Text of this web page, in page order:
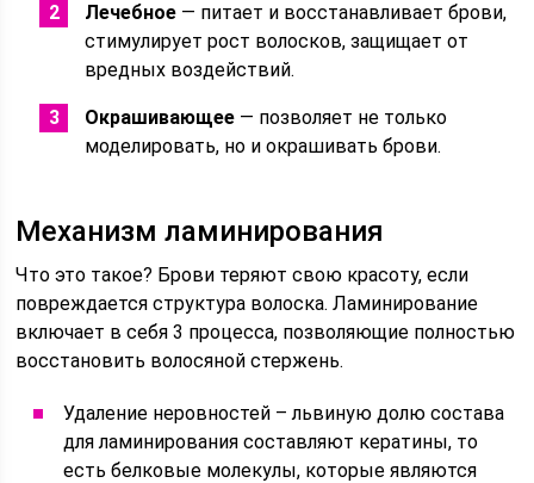
Лечебное — питает и восстанавливает брови,
стимулирует рост волосков, защищает от
вредных воздействий.
Окрашивающее — позволяет не только
моделировать, но и окрашивать брови.
Механизм ламинирования
Что это такое? Брови теряют свою красоту, если
повреждается структура волоска. Ламинирование
включает в себя 3 процесса, позволяющие полностью
восстановить волосяной стержень.
Удаление неровностей – львиную долю состава
для ламинирования составляют кератины, то
есть белковые молекулы, которые являются